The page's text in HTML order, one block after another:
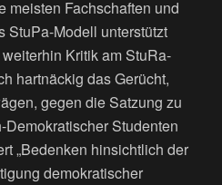
meisten Fachschaften und
StuPa-Modell unterstützt
Kritik am StuRa-
hartnäckig das Gerücht,
gegen die Satzung zu
Studenten
„Bedenken hinsichtlich der
demokratischer